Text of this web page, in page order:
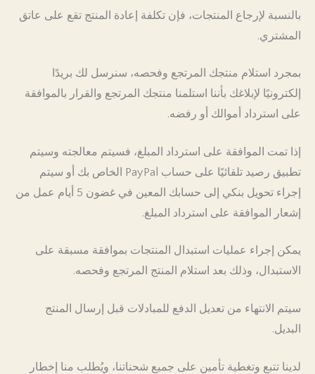
بالنسبة لإرجاع المنتجات، فإن تكلفة إعادة المنتج تقع على عاتق
المشتري.
بمجرد استلام منتجك المرتجع وفحصه، سنرسل لك بريدًا
إلكترونيًا لإبلاغك بأننا استلمنا منتجك المرتجع والقرار بالموافقة
على استرداد أموالك أو رفضه.
إذا تمت الموافقة على استرداد المبلغ، فسيتم معالجته وسيتم
تطبيق رصيد تلقائيًا على حساب PayPal الخاص بك أو سيتم
إجراء تحويل بنكي إلى حسابك المعين في غضون 5 أيام عمل من
إشعار الموافقة على استرداد المبلغ.
يمكن إجراء عمليات استبدال المنتجات بموافقة مسبقة على
الاستبدال، وذلك بعد استلام المنتج المرتجع وفحصه.
سيتم الانتهاء من تعديل الدفع للمبادلات قبل إرسال المنتج
البديل.
لدينا تتبع وتغطية تأمين على جميع شحناتنا، ويُطلب منا إخطار